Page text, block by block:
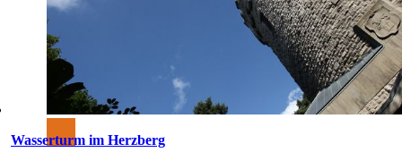
Wasserturm im Herzberg